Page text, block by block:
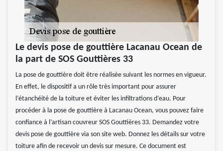
Le devis pose de gouttière Lacanau Ocean de
la part de SOS Gouttières 33
La pose de gouttière doit être réalisée suivant les normes en vigueur.
En effet, le dispositif a un rôle très important pour assurer
l’étanchéité de la toiture et éviter les infiltrations d’eau. Pour
procéder à la pose de gouttière à Lacanau Ocean, vous pouvez faire
confiance à l’artisan couvreur SOS Gouttières 33. Demandez votre
devis pose de gouttière via son site web. Donnez les détails sur votre
toiture afin de recevoir un devis sur mesure. Ce document est